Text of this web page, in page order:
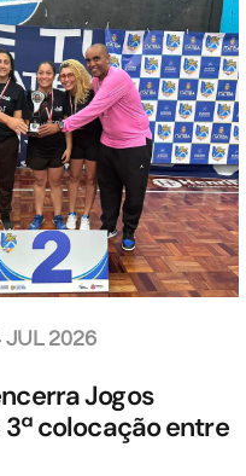
JUL 2026
Jogos
3ª colocação entre